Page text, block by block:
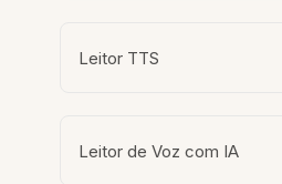
Leitor TTS
Leitor de Voz com IA